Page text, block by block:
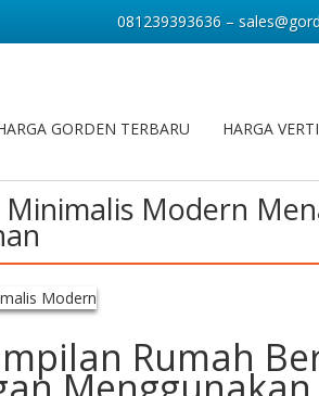
GORDEN TERBARU
HARGA
Modern
Rumah
081239393636 –